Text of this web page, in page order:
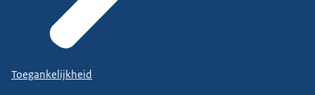
Toegankelijkheid